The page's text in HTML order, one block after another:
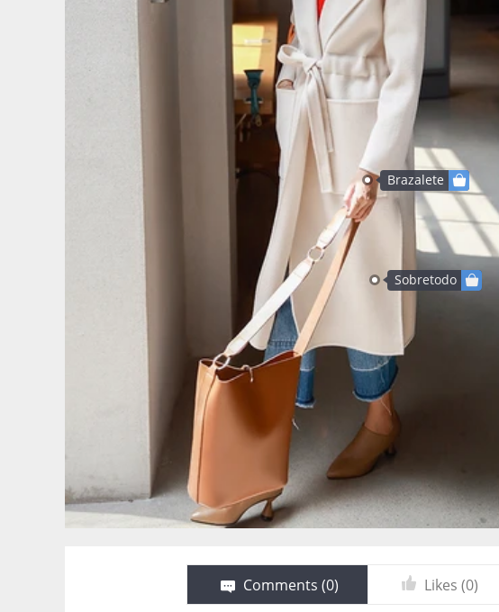
Sobretodo
Brazalete
Comments (0) Likes (0)